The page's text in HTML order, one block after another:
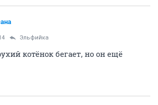
Эльфийка
котёнок бегает, но он ещё